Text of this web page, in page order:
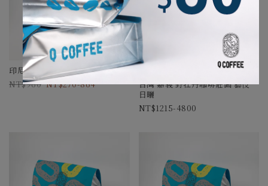
印尼 綠鑽曼特寧 日曬
960
270-864
台灣2024卓越盃 第十名
台灣 嘉義 野牡丹咖啡莊園 藝伎
日曬
1215-4800